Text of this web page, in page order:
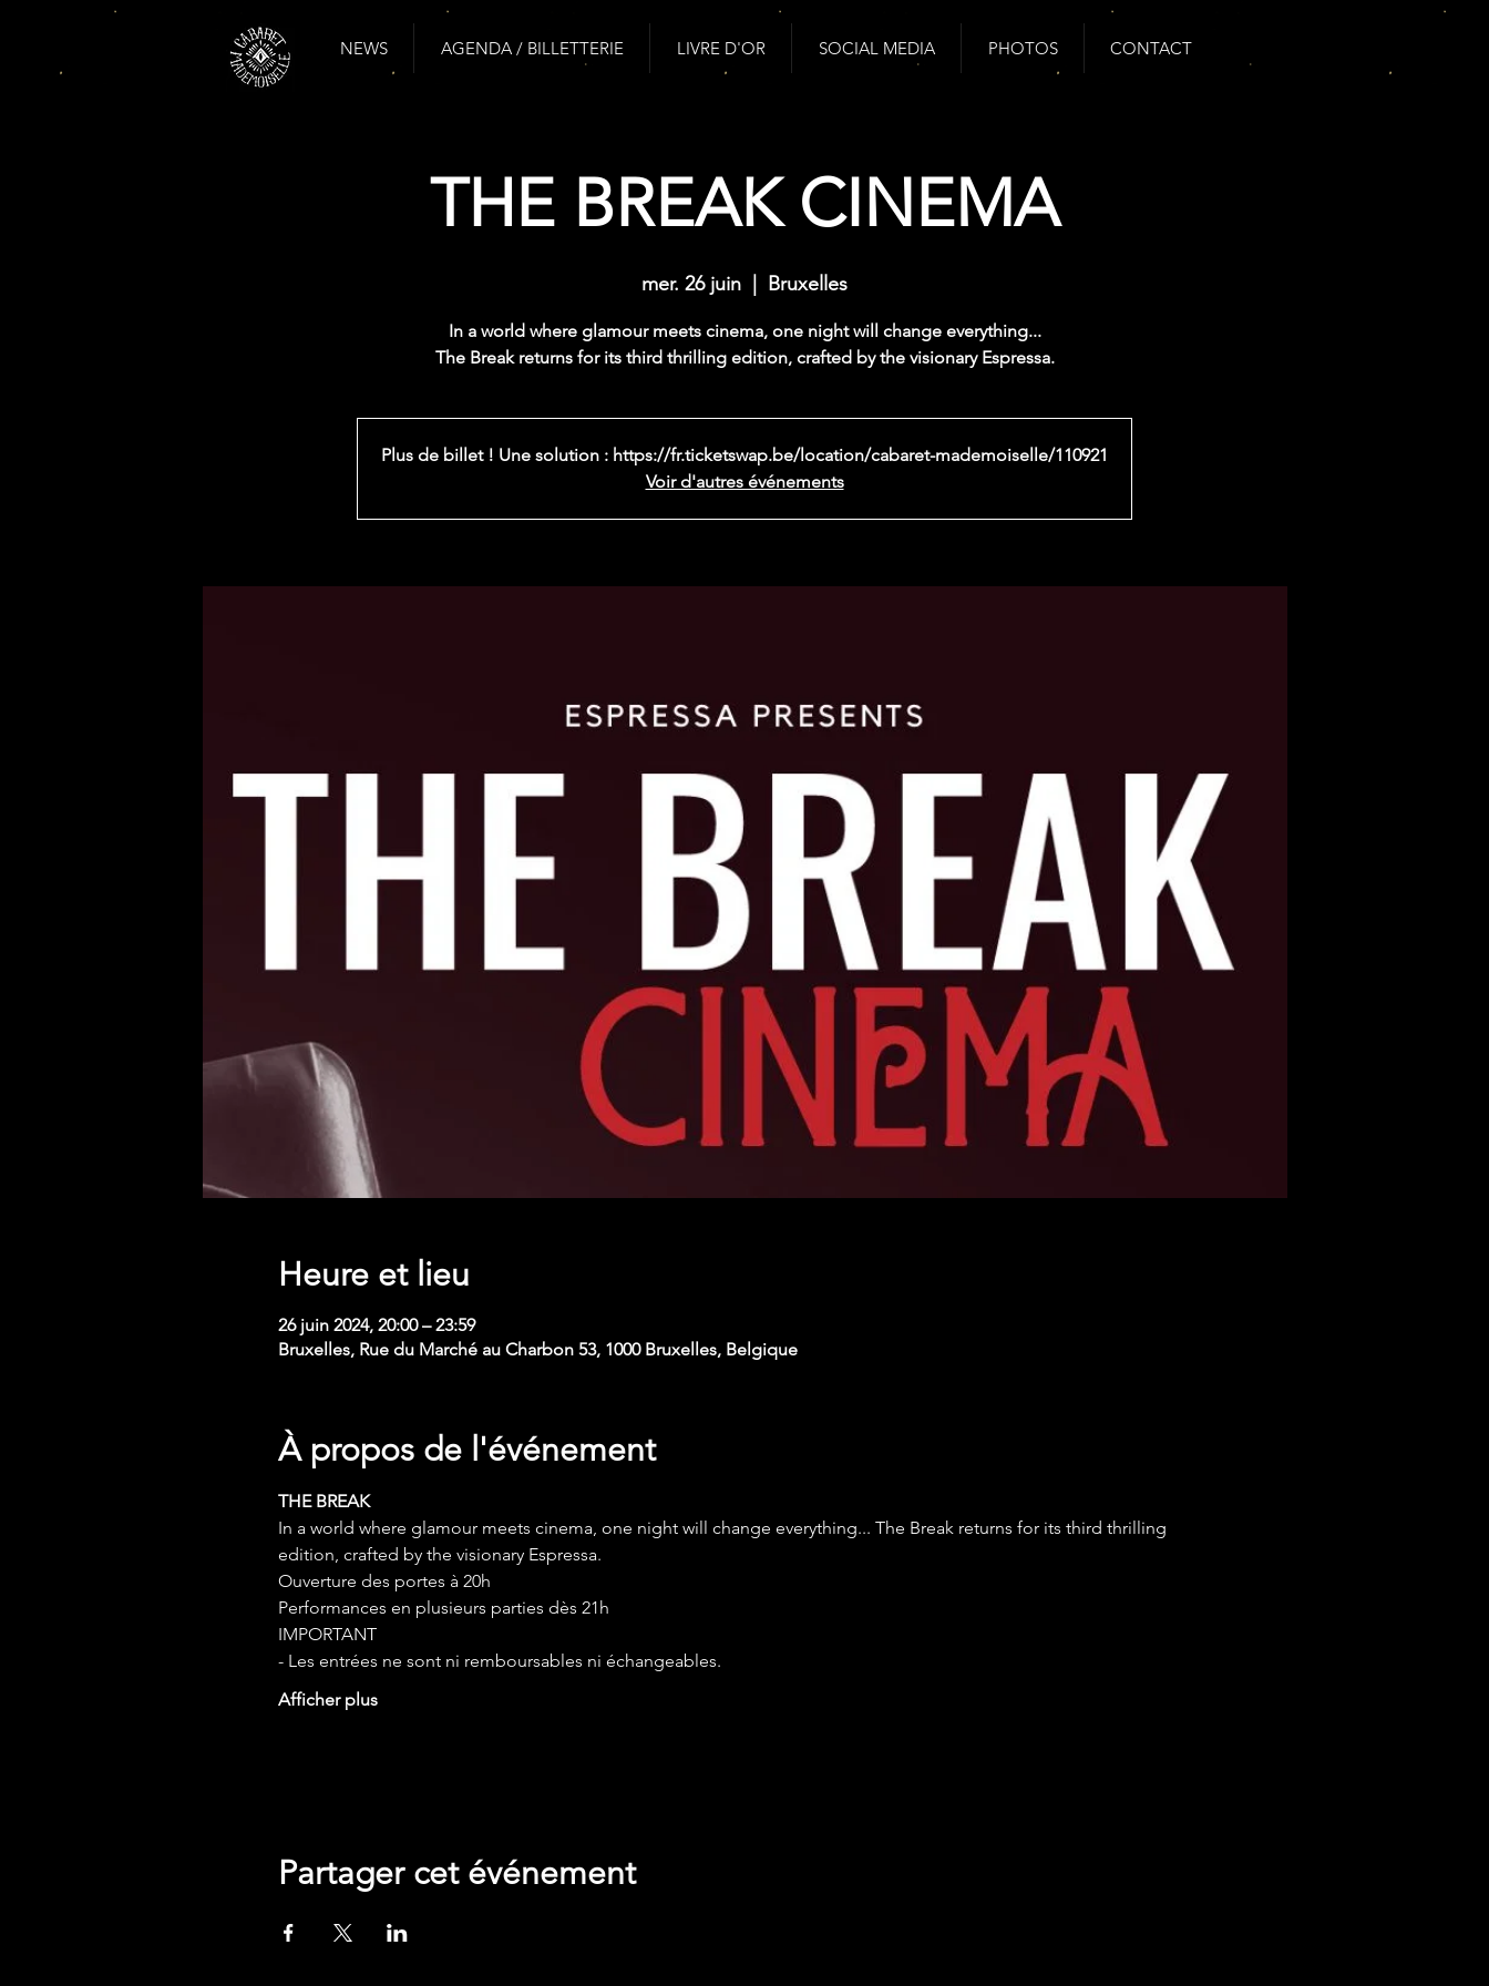
NEWS AGENDA / BILLETTERIE LIVRE D'OR SOCIAL MEDIA PHOTOS CONTACT
THE BREAK CINEMA
mer. 26 juin Bruxelles
In a world where glamour meets cinema, one night will change everything...
The Break returns for its third thrilling edition, crafted by the visionary Espressa.
Plus de billet ! Une solution : https://fr.ticketswap.be/location/cabaret-mademoiselle/110921
Voir d'autres événements
Heure et lieu
26 juin 2024, 20:00 – 23:59
Bruxelles, Rue du Marché au Charbon 53, 1000 Bruxelles, Belgique
À propos de l'événement
THE BREAK
In a world where glamour meets cinema, one night will change everything... The Break returns for its third thrilling
edition, crafted by the visionary Espressa.
Ouverture des portes à 20h
Performances en plusieurs parties dès 21h
IMPORTANT
- Les entrées ne sont ni remboursables ni échangeables.
Afficher plus
Partager cet événement